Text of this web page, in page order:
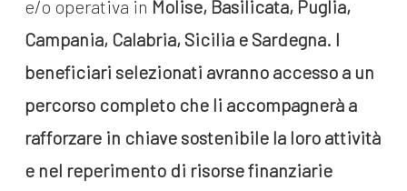
e/o operativa in Molise, Basilicata, Puglia,
Campania, Calabria, Sicilia e Sardegna. I
beneficiari selezionati avranno accesso a un
percorso completo che li accompagnerà a
rafforzare in chiave sostenibile la loro attività
e nel reperimento di risorse finanziarie